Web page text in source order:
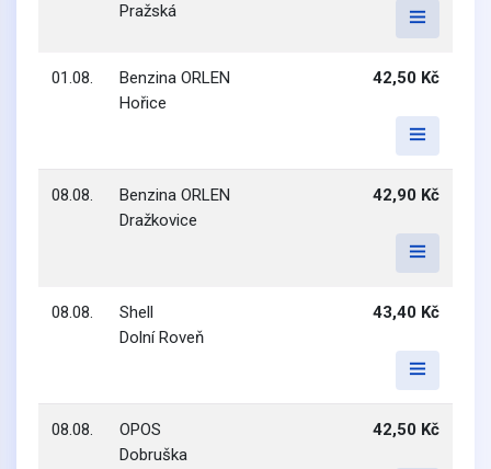
Pražská
01.08.
Benzina ORLEN
Hořice
42,50 Kč
08.08.
Benzina ORLEN
Dražkovice
42,90 Kč
08.08.
Shell
Dolní Roveň
43,40 Kč
08.08.
OPOS
Dobruška
42,50 Kč